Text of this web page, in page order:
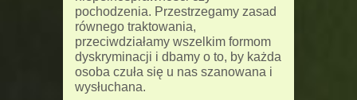
pochodzenia. Przestrzegamy zasad
równego traktowania,
przeciwdziałamy wszelkim formom
dyskryminacji i dbamy o to, by każda
osoba czuła się u nas szanowana i
wysłuchana.